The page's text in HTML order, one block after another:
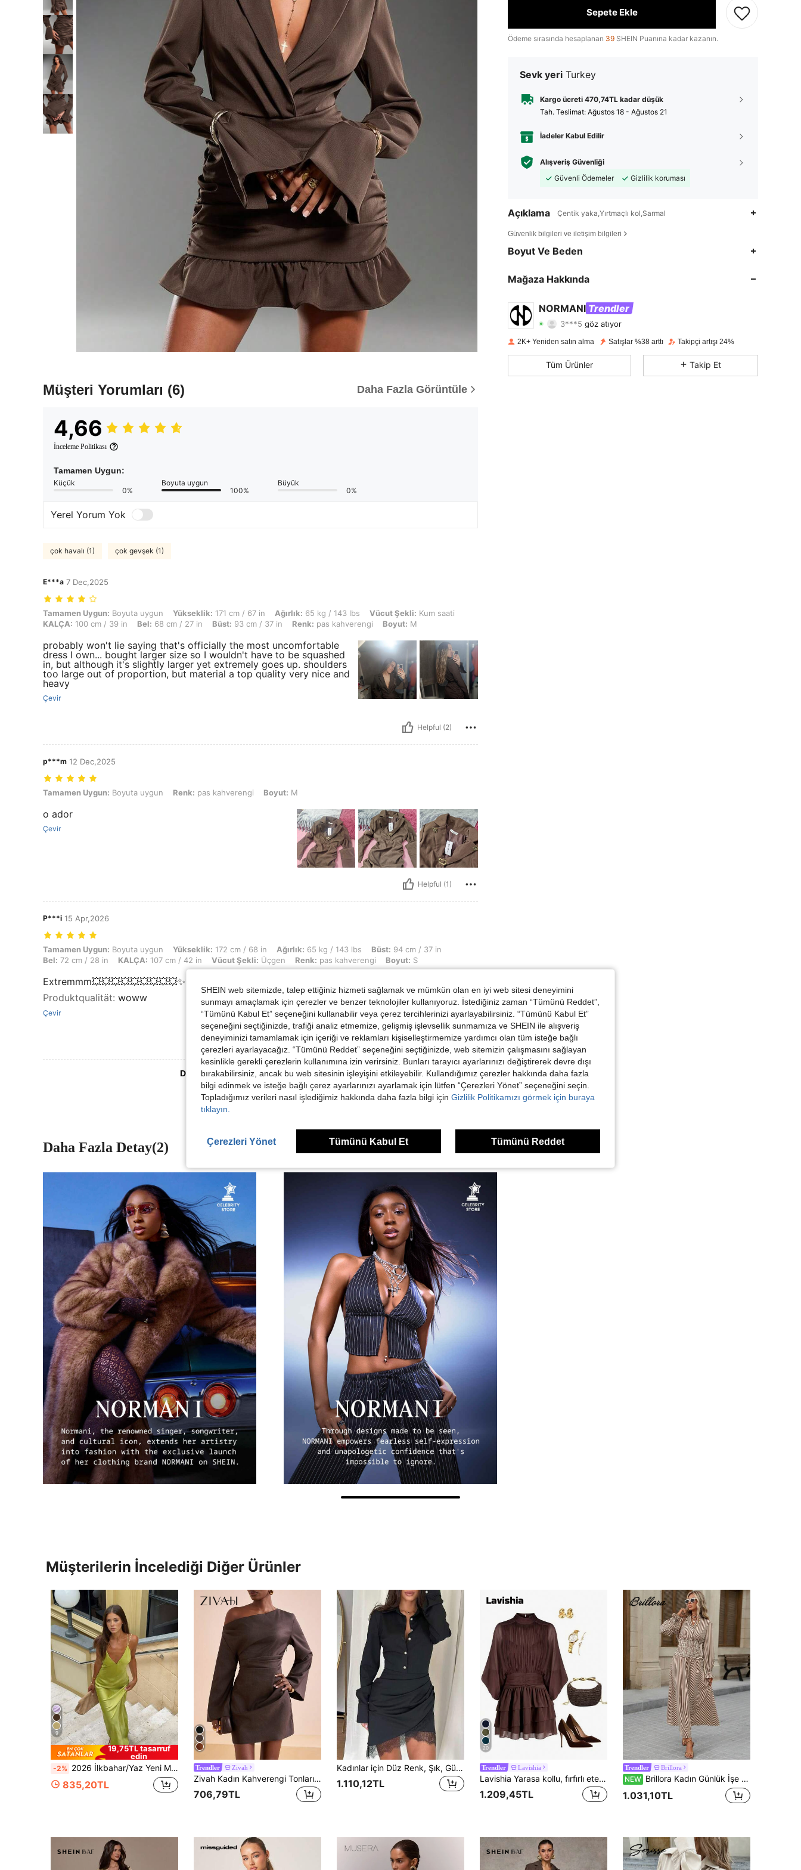
Müşteri Yorumları (6) Daha Fazla Görüntüle
4,66
İnceleme Politikası
Tamamen Uygun:
Küçük
0%
Boyuta uygun
100%
Büyük
0%
Yerel Yorum Yok
çok havalı (1) çok gevşek (1)
E***a 7 Dec,2025
Tamamen Uygun: Boyuta uygun, Yükseklik: 171 cm / 67 in, Ağırlık: 65 kg / 143 lbs, Vücut Şekli: Kum saati, KALÇA: 100 cm / 39 in, Bel: 68 cm / 27 in, Büst: 93 cm / 37 in, Renk: pas kahverengi, Boyut: M
Tamamen Uygun: Boyuta uygun Yükseklik: 171 cm / 67 in Ağırlık: 65 kg / 143 lbs Vücut Şekli: Kum saati
KALÇA: 100 cm / 39 in Bel: 68 cm / 27 in Büst: 93 cm / 37 in Renk: pas kahverengi Boyut: M
probably won't lie saying that's officially the most uncomfortable
dress I own... bought larger size so I wouldn't have to be squashed
in, but although it's slightly larger yet extremely goes up. shoulders
too large out of proportion, but material a top quality very nice and
heavy
Çevir
Helpful (2)
p***m 12 Dec,2025
Tamamen Uygun: Boyuta uygun, Renk: pas kahverengi, Boyut: M
Tamamen Uygun: Boyuta uygun Renk: pas kahverengi Boyut: M
o ador
Çevir
Helpful (1)
P***i 15 Apr,2026
Tamamen Uygun: Boyuta uygun, Yükseklik: 172 cm / 68 in, Ağırlık: 65 kg / 143 lbs, Büst: 94 cm / 37 in, Bel: 72 cm / 28 in, KALÇA: 107 cm / 42 in, Vücut Şekli: Üçgen, Renk: pas kahverengi, Boyut: S
Tamamen Uygun: Boyuta uygun Yükseklik: 172 cm / 68 in Ağırlık: 65 kg / 143 lbs Büst: 94 cm / 37 in
Bel: 72 cm / 28 in KALÇA: 107 cm / 42 in Vücut Şekli: Üçgen Renk: pas kahverengi Boyut: S
Extremmm💥💥💥💥💥💥💥💥💥✨✨✨✨✨✨✨
Produktqualität: woww
Çevir
Helpful (1)
Daha Fazla Değerlendirme Görüntüle
Sepete Ekle
Ödeme sırasında hesaplanan 39 SHEIN Puanına kadar kazanın.
Sevk yeri Turkey
Kargo ücreti 470,74TL kadar düşük
Tah. Teslimat: Ağustos 18 - Ağustos 21
İadeler Kabul Edilir
Alışveriş Güvenliği
Güvenli Ödemeler
Gizlilik koruması
Açıklama Çentik yaka,Yırtmaçlı kol,Sarmal
Güvenlik bilgileri ve iletişim bilgileri
Boyut Ve Beden
Mağaza Hakkında
NORMANI Trendler
3***5göz atıyor
4,66 Derecelendirme
4,66 1.4K 32K
2K+ Yeniden satın alma Satışlar %38 arttı Takipçi artışı 24%
Tüm Ürünler Takip Et
Daha Fazla Detay(2)
Müşterilerin İncelediği Diğer Ürünler
9
19,75TL tasarruf
edin
-2% 2026 İlkbahar/Yaz Yeni Moda Saten Seksi İnce Askılı Derin V Yaka Elbise, Parlak ve Büyüleyici Niş Parti Atmosferi Randevu Gecesi Elbisesi, Kadınlar İçin Zarif
835,20TL
Trendler Zivah
Zivah Kadın Kahverengi Tonlarında Sonbahar Şık Gece Dışarı Çıkma ve Akşam Yemeği Mini Elbise, Tek Omuzlu Volanlı Uzun Kollu Asimetrik Elbise
706,79TL
Kadınlar için Düz Renk, Şık, Günlük Kullanım İçin Dokuma Kumaş, Önü Düğmeli, Dantel Detaylı, Fırfırlı Bel, Gömlek Yakalı Elbise, Sonbahar ve İlkbahar Aylarında Ofis Giyimi İçin Uygun, Siyah
1.110,12TL
20
Trendler Lavishia
Lavishia Yarasa kollu, fırfırlı etekli romantik elbise, buluşmalar için uygun.
1.209,45TL
Trendler Brillora
NEW Brillora Kadın Günlük İşe Gidiş Çizgili Uzun Elbise
1.031,10TL
SHEIN web sitemizde, talep ettiğiniz hizmeti sağlamak ve mümkün olan en iyi web sitesi deneyimini
sunmayı amaçlamak için çerezler ve benzer teknolojiler kullanıyoruz. İstediğiniz zaman “Tümünü Reddet”,
“Tümünü Kabul Et” seçeneğini kullanabilir veya çerez tercihlerinizi ayarlayabilirsiniz. “Tümünü Kabul Et”
seçeneğini seçtiğinizde, trafiği analiz etmemize, gelişmiş işlevsellik sunmamıza ve SHEIN ile alışveriş
deneyiminizi tamamlamak için içeriği ve reklamları kişiselleştirmemize yardımcı olan tüm isteğe bağlı
çerezleri ayarlayacağız. “Tümünü Reddet” seçeneğini seçtiğinizde, web sitemizin çalışmasını sağlayan
kesinlikle gerekli çerezlerin kullanımına izin verirsiniz. Bunları tarayıcı ayarlarınızı değiştirerek devre dışı
bırakabilirsiniz, ancak bu web sitesinin işleyişini etkileyebilir. Kullandığımız çerezler hakkında daha fazla
bilgi edinmek ve isteğe bağlı çerez ayarlarınızı ayarlamak için lütfen “Çerezleri Yönet” seçeneğini seçin.
Topladığımız verileri nasıl işlediğimiz hakkında daha fazla bilgi için Gizlilik Politikamızı görmek için buraya
tıklayın.
Çerezleri Yönet Tümünü Kabul Et Tümünü Reddet